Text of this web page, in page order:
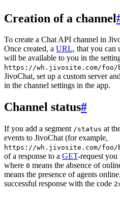
Creation of a channel
To create a Chat API channel in
Once created, a URL, that you can
will be available to you in the
https://wh.jivosite.com/foo/
JivoChat, set up a custom server
in the channel settings in the app.
Channel status#
If you add a segment /status at
events to JivoChat (for example,
https://wh.jivosite.com/foo/
of a response to a GET-request you
where 0 means the absence of
means the presence of agents
successful response with the code